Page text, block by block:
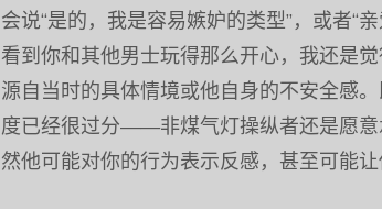
会说“是的，我是容易嫉妒的类型”，或者“
看到你和其他男士玩得那么开心，我还是
源自当时的具体情境或他自身的不安全感
度已经很过分——非煤气灯操纵者还是愿
然他可能对你的行为表示反感，甚至可能让